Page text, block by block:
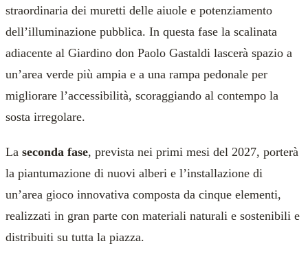
straordinaria dei muretti delle aiuole e potenziamento
dell’illuminazione pubblica. In questa fase la scalinata
adiacente al Giardino don Paolo Gastaldi lascerà spazio a
un’area verde più ampia e a una rampa pedonale per
migliorare l’accessibilità, scoraggiando al contempo la
sosta irregolare.
La seconda fase, prevista nei primi mesi del 2027, porterà
la piantumazione di nuovi alberi e l’installazione di
un’area gioco innovativa composta da cinque elementi,
realizzati in gran parte con materiali naturali e sostenibili e
distribuiti su tutta la piazza.